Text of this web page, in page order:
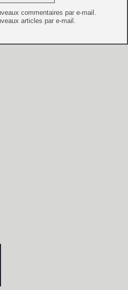
commentaires par e-mail.
articles par e-mail.